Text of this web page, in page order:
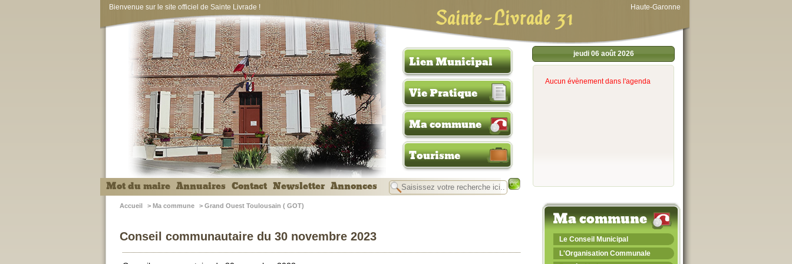
Bienvenue sur le site officiel de Sainte Livrade ! Sainte-Livrade 31 Haute-Garonne
Mot du maire Annuaires Contact Newsletter Annonces
Lien Municipal
Vie Pratique
Ma commune
Tourisme
jeudi 06 août 2026
Aucun évènement dans l'agenda
Accueil > Ma commune > Grand Ouest Toulousain ( GOT)
Conseil communautaire du 30 novembre 2023
Ma commune
Le Conseil Municipal
L'Organisation Communale